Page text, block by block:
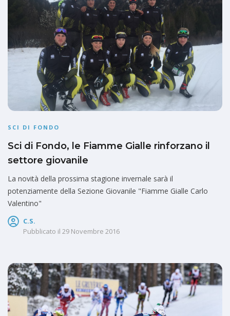
SCI DI FONDO
Sci di Fondo, le Fiamme Gialle rinforzano il
settore giovanile
La novità della prossima stagione invernale sarà il
potenziamente della Sezione Giovanile "Fiamme Gialle Carlo
Valentino"
C.S.
Pubblicato il 29 Novembre 2016